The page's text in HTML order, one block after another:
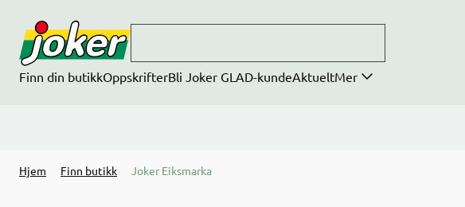
Finn din butikkOppskrifterBli Joker GLAD-kundeAktueltMer
Hjem Finn butikk Joker Eiksmarka